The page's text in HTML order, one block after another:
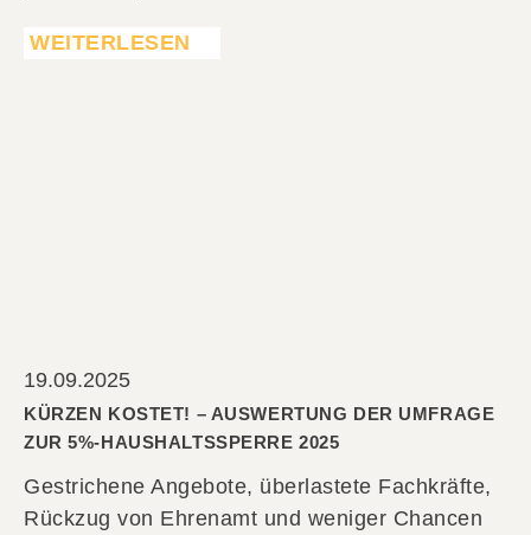
WEITERLESEN
19.09.2025
KÜRZEN KOSTET! – AUSWERTUNG DER UMFRAGE
ZUR 5%-HAUSHALTSSPERRE 2025
Gestrichene Angebote, überlastete Fachkräfte,
Rückzug von Ehrenamt und weniger Chancen